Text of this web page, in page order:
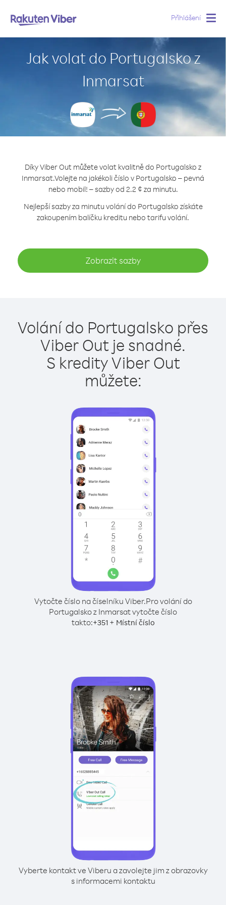
Přihlášení
Jak volat do Portugalsko z
Inmarsat
Díky Viber Out můžete volat kvalitně do Portugalsko z
Inmarsat.Volejte na jakékoli číslo v Portugalsko – pevná
nebo mobil! – sazby od 2.2 ¢ za minutu.
Nejlepší sazby za minutu volání do Portugalsko získáte
zakoupením balíčku kreditu nebo tarifu volání.
Zobrazit sazby
Volání do Portugalsko přes
Viber Out je snadné.
S kredity Viber Out
můžete:
Vytočte číslo na číselníku Viber.Pro volání do
Portugalsko z Inmarsat vytočte číslo
takto:+351+ Místní číslo
Vyberte kontakt ve Viberu a zavolejte jim z obrazovky
s informacemi kontaktu